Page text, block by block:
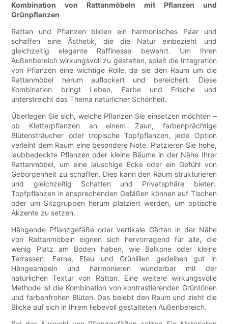
Kombination von Rattanmöbeln mit Pflanzen und
Grünpflanzen
Rattan und Pflanzen bilden ein harmonisches Paar und
schaffen eine Ästhetik, die die Natur einbezieht und
gleichzeitig elegante Raffinesse bewahrt. Um Ihren
Außenbereich wirkungsvoll zu gestalten, spielt die Integration
von Pflanzen eine wichtige Rolle, da sie den Raum um die
Rattanmöbel herum auflockert und bereichert. Diese
Kombination bringt Leben, Farbe und Frische und
unterstreicht das Thema natürlicher Schönheit.
Überlegen Sie sich, welche Pflanzen Sie einsetzen möchten –
ob Kletterpflanzen an einem Zaun, farbenprächtige
Blütensträucher oder tropische Topfpflanzen, jede Option
verleiht dem Raum eine besondere Note. Platzieren Sie hohe,
laubbedeckte Pflanzen oder kleine Bäume in der Nähe Ihrer
Rattanmöbel, um eine lauschige Ecke oder ein Gefühl von
Geborgenheit zu schaffen. Dies kann den Raum strukturieren
und gleichzeitig Schatten und Privatsphäre bieten.
Topfpflanzen in ansprechenden Gefäßen können auf Tischen
oder um Sitzgruppen herum platziert werden, um optische
Akzente zu setzen.
Hängende Pflanzgefäße oder vertikale Gärten in der Nähe
von Rattanmöbeln eignen sich hervorragend für alle, die
wenig Platz am Boden haben, wie Balkone oder kleine
Terrassen. Farne, Efeu und Grünlilien gedeihen gut in
Hängeampeln und harmonieren wunderbar mit der
natürlichen Textur von Rattan. Eine weitere wirkungsvolle
Methode ist die Kombination von kontrastierenden Grüntönen
und farbenfrohen Blüten. Das belebt den Raum und zieht die
Blicke auf sich in Ihrem liebevoll gestalteten Außenbereich.